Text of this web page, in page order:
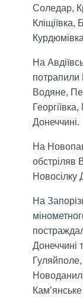
Соледар,
Кліщіївка,
На
потрапили
Водяне,
Донеччині.
На
обстріляв
Новосілку
На
Донеччині
Гуляйполе,